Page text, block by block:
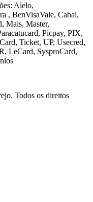
Alelo,
, BenVisaVale, Cabal,
Mais, Master,
Picpay, PIX,
Ticket, UP, Usecred,
LeCard, SysproCard,
Todos os direitos